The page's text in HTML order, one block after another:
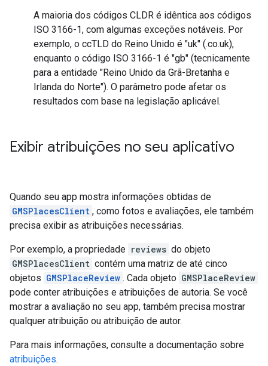
A maioria dos códigos CLDR é idêntica aos códigos
ISO 3166-1, com algumas exceções notáveis. Por
exemplo, o ccTLD do Reino Unido é "uk" (.co.uk),
enquanto o código ISO 3166-1 é "gb" (tecnicamente
para a entidade "Reino Unido da Grã-Bretanha e
Irlanda do Norte"). O parâmetro pode afetar os
resultados com base na legislação aplicável.
Exibir atribuições no seu aplicativo
Quando seu app mostra informações obtidas de
GMSPlacesClient , como fotos e avaliações, ele também
precisa exibir as atribuições necessárias.
Por exemplo, a propriedade reviews do objeto
GMSPlacesClient contém uma matriz de até cinco
objetos GMSPlaceReview . Cada objeto GMSPlaceReview
pode conter atribuições e atribuições de autoria. Se você
mostrar a avaliação no seu app, também precisa mostrar
qualquer atribuição ou atribuição de autor.
Para mais informações, consulte a documentação sobre
atribuições.